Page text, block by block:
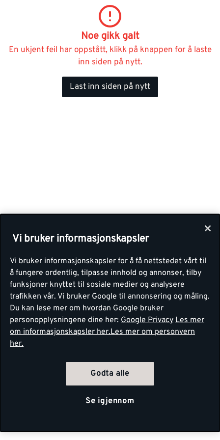
Noe gikk galt
En ukjent feil har oppstått, klikk på knappen for å laste
inn siden på nytt.
Last inn siden på nytt
Vi bruker informasjonskapsler
Vi bruker informasjonskapsler for å få nettstedet vårt til
å fungere ordentlig, tilpasse innhold og annonser, tilby
funksjoner knyttet til sosiale medier og analysere
trafikken vår. Vi bruker Google til annonsering og måling.
Du kan lese mer om hvordan Google bruker
personopplysningene dine her: Google Privacy Les mer
om informasjonskapsler her.Les mer om personvern
her.
Godta alle
Se igjennom